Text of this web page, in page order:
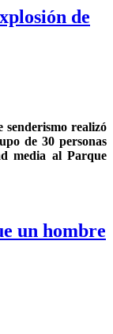
de
senderismo realizó
de 30 personas
media al Parque
un hombre